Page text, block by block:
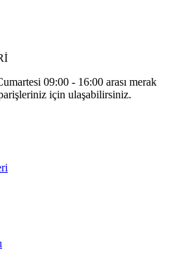
09:00 - 16:00 arası merak
için ulaşabilirsiniz.